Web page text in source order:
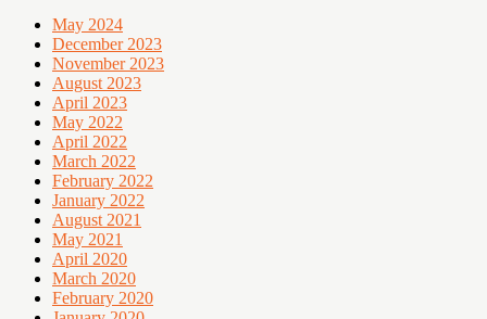
May 2024
December 2023
November 2023
August 2023
April 2023
May 2022
April 2022
March 2022
February 2022
January 2022
August 2021
May 2021
April 2020
March 2020
February 2020